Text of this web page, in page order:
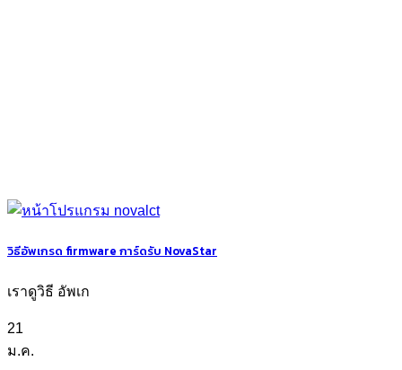
วิธีอัพเกรด firmware การ์ดรับ NovaStar
เราดูวิธี อัพเก
21
ม.ค.